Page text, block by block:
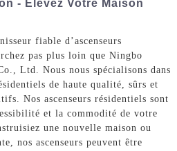
- Élevez Votre Maison
fiable d’ascenseurs
pas plus loin que Ningbo
Ltd. Nous nous spécialisons dans
de haute qualité, sûrs et
Nos ascenseurs résidentiels sont
et la commodité de votre
une nouvelle maison ou
nos ascenseurs peuvent être